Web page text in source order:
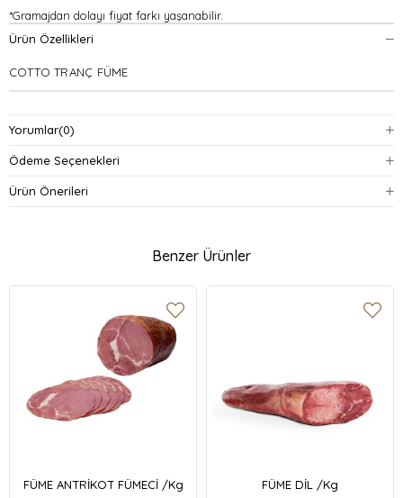
*Gramajdan dolayı fiyat farkı yaşanabilir.
Ürün Özellikleri
COTTO TRANÇ FÜME
Yorumlar(0)
Ödeme Seçenekleri
Ürün Önerileri
Benzer Ürünler
FÜME ANTRİKOT FÜMECİ /Kg FÜME DİL /Kg